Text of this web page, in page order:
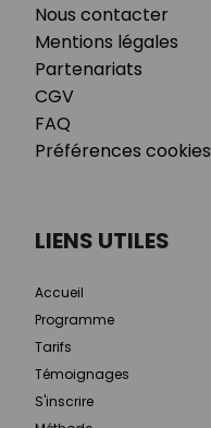
Nous contacter
Mentions légales
Partenariats
CGV
FAQ
Préférences cookies
LIENS UTILES
Accueil
Programme
Tarifs
Témoignages
S'inscrire